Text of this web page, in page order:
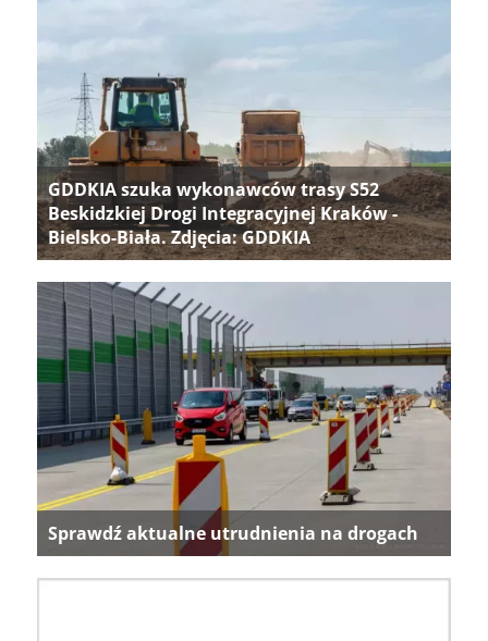
GDDKIA szuka wykonawców trasy S52
Beskidzkiej Drogi Integracyjnej Kraków -
Bielsko-Biała. Zdjęcia: GDDKIA
Sprawdź aktualne utrudnienia na drogach